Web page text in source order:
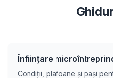
Înființare
Condiții, plafoane și pași